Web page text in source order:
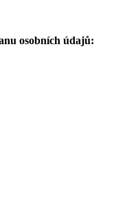
osobních údajů: